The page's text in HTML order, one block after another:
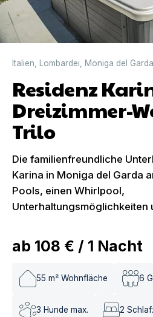
Italien Lombardei Moniga del Garda
Residenz
Dreizimmer-
Trilo
Die familienfreundliche
Karina in Moniga del Garda
Pools, einen Whirlpool,
Unterhaltungsmöglichkeiten
ab 108 € / 1 Nacht
55 m² Wohnfläche 6
3 Hunde max. 2